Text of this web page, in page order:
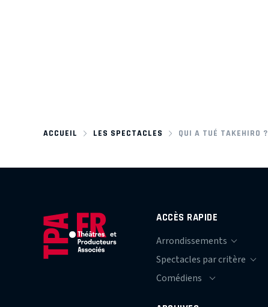
ACCUEIL LES SPECTACLES QUI A TUÉ TAKEHIRO ?
ACCÈS RAPIDE